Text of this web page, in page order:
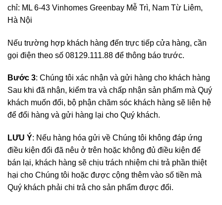
chỉ: ML 6-43 Vinhomes Greenbay Mễ Trì, Nam Từ Liêm,
Hà Nội
Nếu trường hợp khách hàng đến trực tiếp cửa hàng, cần
gọi điện theo số 08129.111.88 để thông báo trước.
Bước 3: Chúng tôi xác nhận và gửi hàng cho khách hàng
Sau khi đã nhận, kiểm tra và chấp nhận sản phẩm mà Quý
khách muốn đổi, bộ phận chăm sóc khách hàng sẽ liên hệ
để đổi hàng và gửi hàng lại cho Quý khách.
LƯU Ý: Nếu hàng hóa gửi về Chúng tôi không đáp ứng
điều kiện đổi đã nêu ở trên hoặc không đủ điều kiện để
bán lại, khách hàng sẽ chịu trách nhiệm chi trả phần thiệt
hại cho Chúng tôi hoặc được cộng thêm vào số tiền mà
Quý khách phải chi trả cho sản phẩm được đổi.